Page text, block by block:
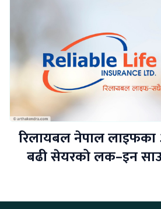
रिलायबल नेपाल लाइफका
बढी सेयरको लक–इन